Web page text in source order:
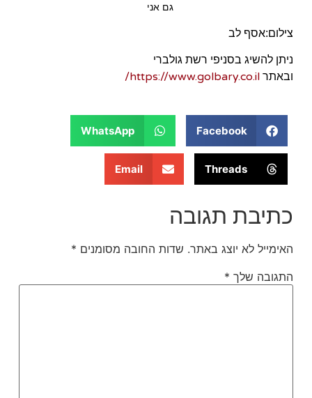
גם אני
צילום:אסף לב
ניתן להשיג בסניפי רשת גולברי
ובאתר https://www.golbary.co.il/
Facebook
WhatsApp
Threads
Email
כתיבת תגובה
האימייל לא יוצג באתר. שדות החובה מסומנים *
התגובה שלך *